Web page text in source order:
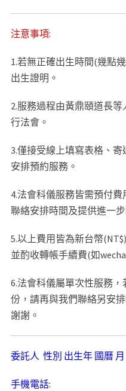
注意事項:
1.若無正確出生時間(幾點
出生證明。
2.服務過程由黃鼎頤道長
行法會。
3.僅接受線上填寫表格、
安排預約服務。
4.法會科儀服務皆需預付
聯絡安排時間及提供進一
5.以上費用皆為新台幣
並酌收轉帳手續費(如
6.法會科儀屬單次性服務
份，請再與我們聯絡另安
謝謝。
委託人 性別 出生年 國曆
手機電話: